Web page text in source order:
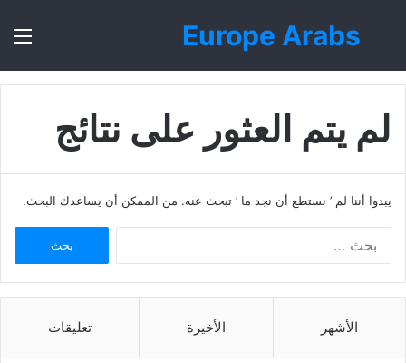
Europe Arabs
بحث
لم يتم العثور على نتائج
يبدوا أننا لم ’ نستطع أن نجد ما ’ تبحث عنه. من الممكن أن يساعدك البحث.
الأشهر الأخيرة تعليقات